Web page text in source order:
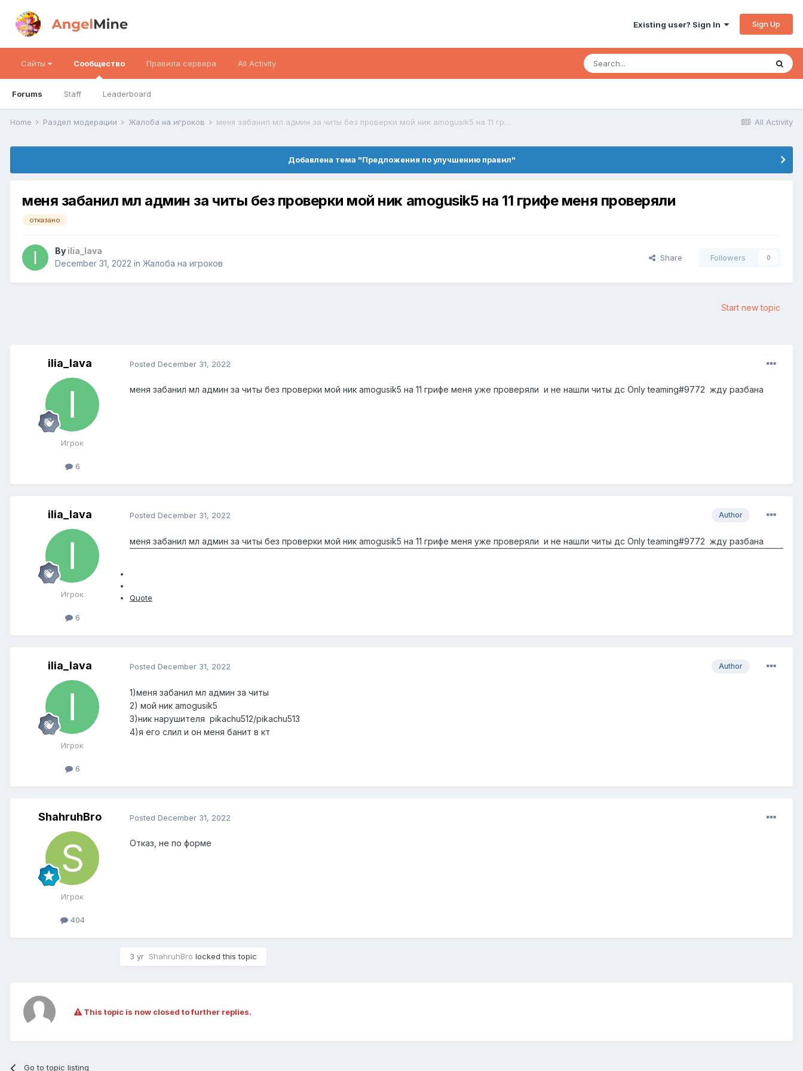
Existing user? Sign In Sign Up
Сайты Сообщество
Forums Staff Leaderboard
Правила сервера All Activity
All Activity
Home Раздел модерации Жалоба на игроков меня забанил мл админ за читы без проверки мой ник amogusik5 на 11 грифе меня проверяли
Добавлена тема "Предложения по улучшению правил"
меня забанил мл админ за читы без проверки мой ник amogusik5 на 11 грифе меня проверяли
отказано
By ilia_lava
December 31, 2022 in Жалоба на игроков
Share Followers 0
Start new topic
ilia_lava
Игрок
6
Posted December 31, 2022
меня забанил мл админ за читы без проверки мой ник amogusik5 на 11 грифе меня уже проверяли и не нашли читы дс Only teaming#9772 жду разбана
ilia_lava
Игрок
6
Author
Posted December 31, 2022
меня забанил мл админ за читы без проверки мой ник amogusik5 на 11 грифе меня уже проверяли и не нашли читы дс Only teaming#9772 жду разбана
Quote
ilia_lava
Игрок
6
Author
Posted December 31, 2022
1)меня забанил мл админ за читы
2) мой ник amogusik5
3)ник нарушителя pikachu512/pikachu513
4)я его слил и он меня банит в кт
ShahruhBro
Игрок
404
Posted December 31, 2022
Отказ, не по форме
3 yr ShahruhBro locked this topic
This topic is now closed to further replies.
Go to topic listing